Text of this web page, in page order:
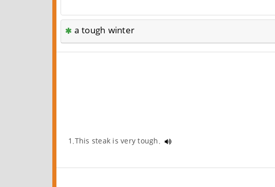
a tough winter
1.This steak is very tough.